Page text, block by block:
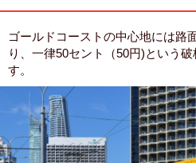
ゴールドコーストの中心地には路
り、一律50セント（50円)という
す。